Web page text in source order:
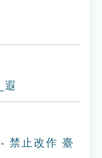
遐
禁止改作 臺